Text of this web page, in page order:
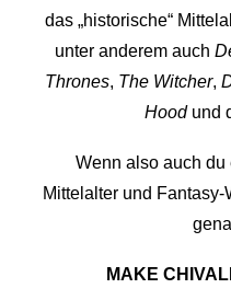
das „historische“
unter anderem auch
Thrones, The Witcher,
Hoodund
Wenn also auch
Mittelalter und
MAKE